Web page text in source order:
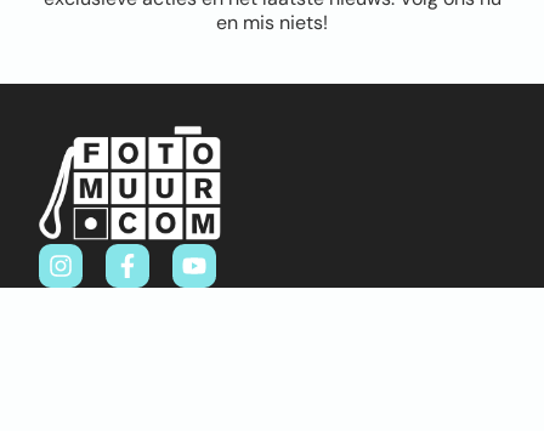
en mis niets!